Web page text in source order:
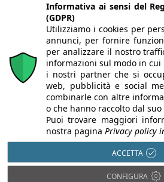
Chi siamo Autori Per la tua
newsletter
Infobuild è testata registrata presso il
Informativa ai sensi del
(GDPR)
Utilizziamo i cookies per
annunci, per fornire
per analizzare il nostro
informazioni sul modo in
i nostri partner che si
web, pubblicità e social
combinarle con altre
o che hanno raccolto dal
Puoi trovare maggiori
nostra pagina Privacy policy
ACCETTA
CONFIGURA